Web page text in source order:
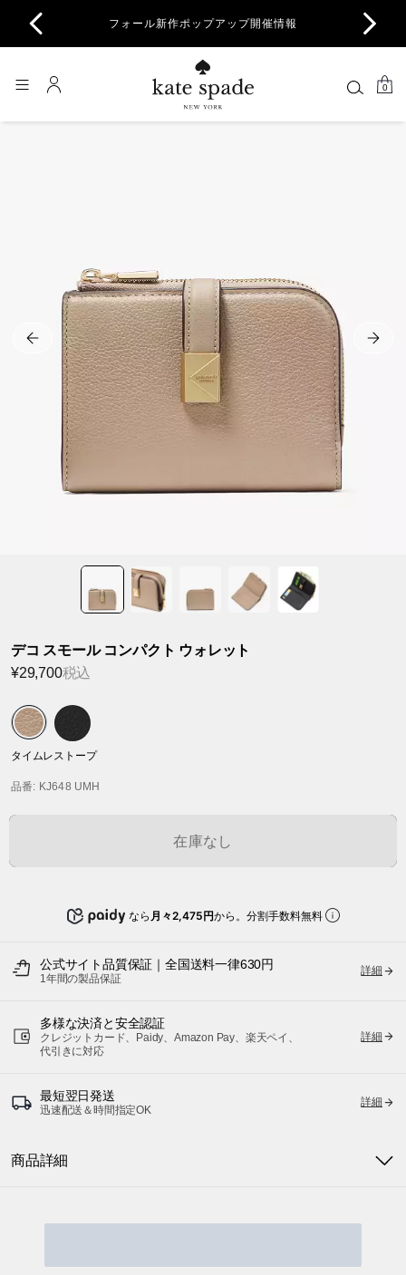
フォール新作ポップアップ開催情報
0
デコ スモール コンパクト ウォレット
¥29,700税込
タイムレストープ
品番: KJ648 UMH
在庫なし
なら 月々2,475円から。分割手数料無料
公式サイト品質保証｜全国送料一律630円
1年間の製品保証
詳細
多様な決済と安全認証
クレジットカード、Paidy、Amazon Pay、楽天ペイ、
代引きに対応
詳細
最短翌日発送
迅速配送＆時間指定OK
詳細
商品詳細